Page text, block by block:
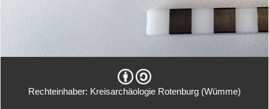
Rechteinhaber: Kreisarchäologie Rotenburg (Wümme)